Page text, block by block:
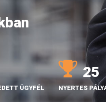
ÜGYFÉL
25
NYERTES